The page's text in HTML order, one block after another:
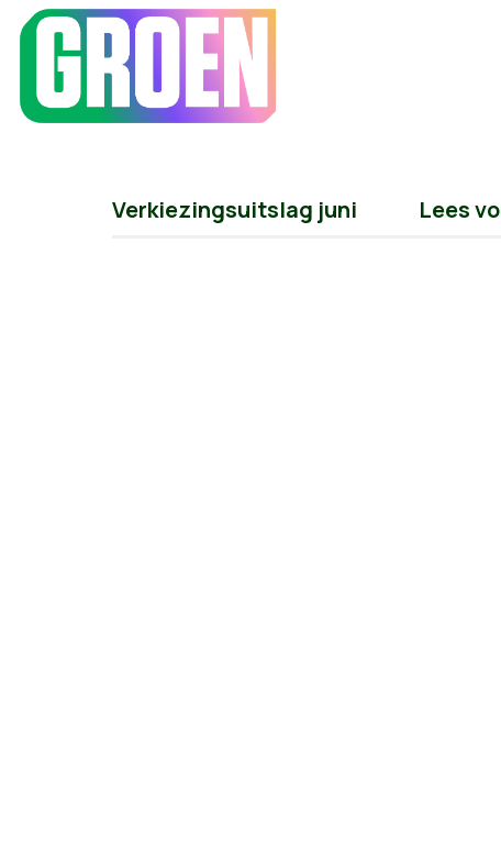
Verkiezingsuitslag juni Lees